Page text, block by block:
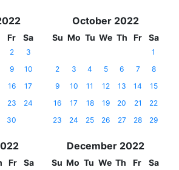
Fr Sa
2
3
9
10
16
17
23
24
30
October 2022
Su Mo Tu We Th Fr Sa
1
2
3 4 5 6 7
8
9
10 11 12 13 14
15
16
17 18 19 20 21
22
23
24 25 26 27 28 29
Fr Sa
December 2022
Su Mo Tu We Th Fr Sa